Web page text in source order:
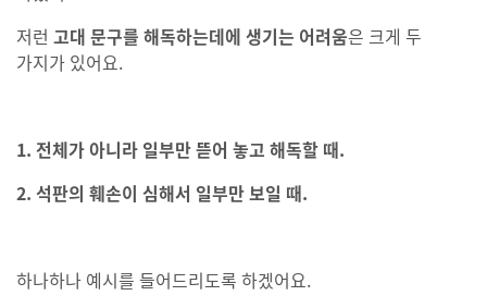
저런 고대 문구를 해독하는데에 생기는 어려움은 크게 두
가지가 있어요.
1. 전체가 아니라 일부만 뜯어 놓고 해독할 때.
2. 석판의 훼손이 심해서 일부만 보일 때.
하나하나 예시를 들어드리도록 하겠어요.